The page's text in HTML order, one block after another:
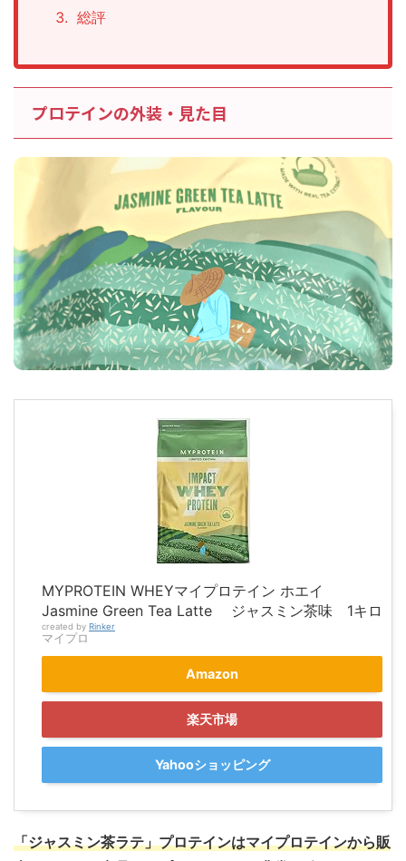
総評
プロテインの外装・見た目
MYPROTEIN WHEYマイプロテイン ホエイ
Jasmine Green Tea Latte ジャスミン茶味 1キロ
created by Rinker
マイプロ
Amazon
楽天市場
Yahooショッピング
「ジャスミン茶ラテ」プロテインはマイプロテインから販